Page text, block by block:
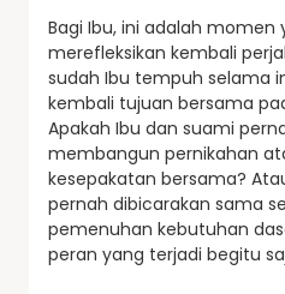
Bagi Ibu, ini adalah
merefleksikan kembali
sudah Ibu tempuh selama
kembali tujuan bersama
Apakah Ibu dan suami
membangun pernikahan
kesepakatan bersama?
pernah dibicarakan sama
pemenuhan kebutuhan
peran yang terjadi begitu